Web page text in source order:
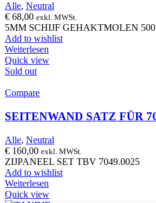
Alle, Neutral
€ 68,00 exkl. MWSt.
5MM SCHIJF GEHAKTMOLEN
Add to wishlist
Weiterlesen
Quick view
Sold out
Compare
SEITENWAND SATZ FÜR
Alle, Neutral
€ 160,00 exkl. MWSt.
ZIJPANEEL SET TBV 7049.0025
Add to wishlist
Weiterlesen
Quick view